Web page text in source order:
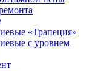
«Трапеция»
с уровнем